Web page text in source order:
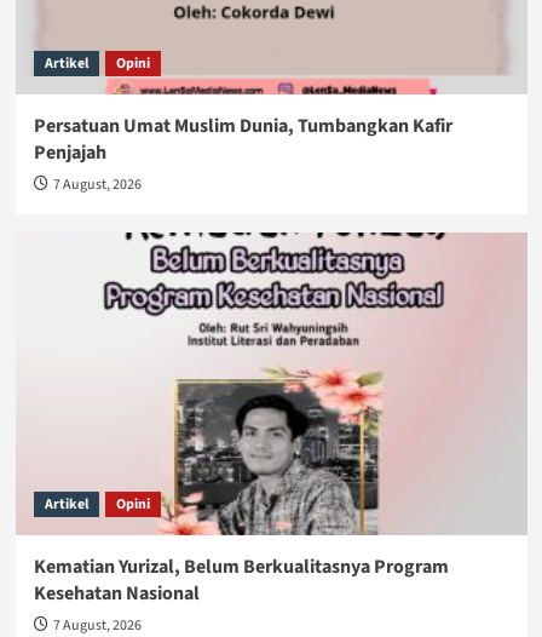
Artikel Opini
Persatuan Umat Muslim Dunia, Tumbangkan Kafir
Penjajah
7 August, 2026
Artikel Opini
Kematian Yurizal, Belum Berkualitasnya Program
Kesehatan Nasional
7 August, 2026